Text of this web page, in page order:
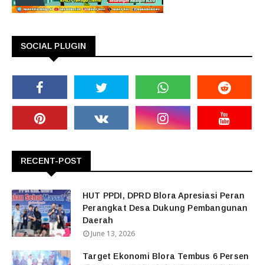
SOCIAL PLUGIN
RECENT-POST
HUT PPDI, DPRD Blora Apresiasi Peran
Perangkat Desa Dukung Pembangunan
Daerah
June 13, 2026
Target Ekonomi Blora Tembus 6 Persen